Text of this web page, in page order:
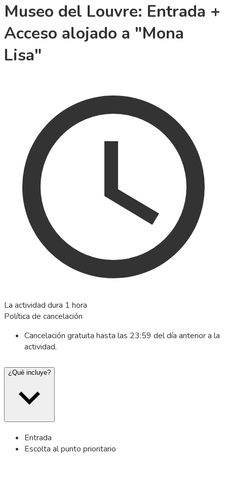
Museo del Louvre: Entrada +
Acceso alojado a "Mona
Lisa"
La actividad dura 1 hora
Política de cancelación
Cancelación gratuita hasta las 23:59 del día anterior a la
actividad.
¿Qué incluye?
Entrada
Escolta al punto prioritario